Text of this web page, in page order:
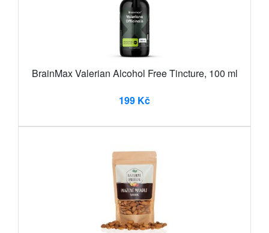
BrainMax Valerian Alcohol Free Tincture, 100 ml
199 Kč